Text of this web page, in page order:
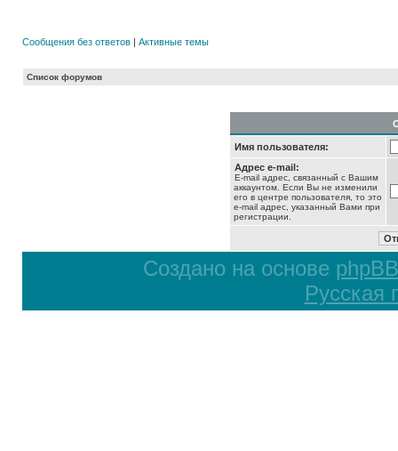
Сообщения без ответов | Активные темы
Список форумов
Имя пользователя:
Адрес e-mail:
E-mail адрес, связанный с Вашим
аккаунтом. Если Вы не изменили
его в центре пользователя, то это
e-mail адрес, указанный Вами при
регистрации.
Создано на основе phpBB
Русская